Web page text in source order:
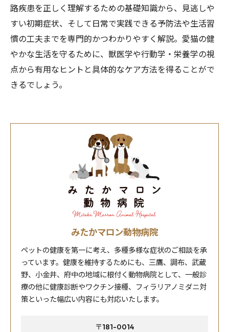
路疾患を正しく理解するための基礎知識から、見逃しや
すい初期症状、そして日常で実践できる予防法や生活習
慣の工夫までを専門的かつわかりやすく解説。愛猫の健
やかな生活を守るために、獣医学や行動学・栄養学の視
点から有用なヒントと具体的なケア方法を得ることがで
きるでしょう。
みたかマロン動物病院
ペットの健康を第一に考え、多種多様な症状のご相談を承
っています。健康を維持するためにも、三鷹、調布、武蔵
野、小金井、府中の地域に根付く動物病院として、一般診
療の他に健康診断やワクチン接種、フィラリアノミダニ対
策といった幅広い内容にも対応いたします。
〒181-0014